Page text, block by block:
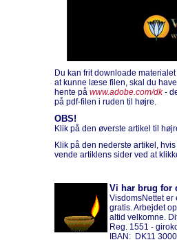
Du kan frit downloade materialet
at kunne læse filen, skal du
hente på www.adobe.com/dk-
på pdf-filen i ruden til højre.
OBS!
Klik på den øverste artikel til
Klik på den nederste artikel,
vende artiklens sider ved at
Vi har brug for
VisdomsNettet er
gratis. Arbejdet
altid velkomne.
Reg. 1551 -
IBAN: DK11